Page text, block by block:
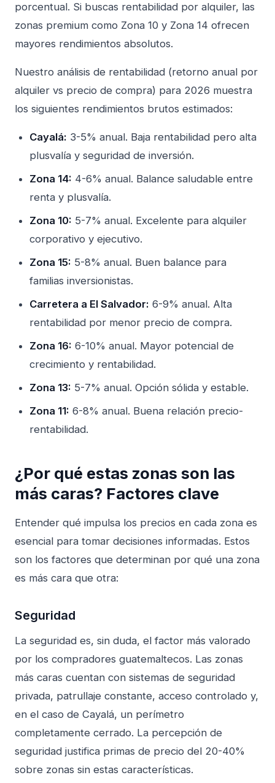
porcentual. Si buscas rentabilidad por alquiler, las
zonas premium como Zona 10 y Zona 14 ofrecen
mayores rendimientos absolutos.
Nuestro análisis de rentabilidad (retorno anual por
alquiler vs precio de compra) para 2026 muestra
los siguientes rendimientos brutos estimados:
Cayalá: 3-5% anual. Baja rentabilidad pero alta
plusvalía y seguridad de inversión.
Zona 14: 4-6% anual. Balance saludable entre
renta y plusvalía.
Zona 10: 5-7% anual. Excelente para alquiler
corporativo y ejecutivo.
Zona 15: 5-8% anual. Buen balance para
familias inversionistas.
Carretera a El Salvador: 6-9% anual. Alta
rentabilidad por menor precio de compra.
Zona 16: 6-10% anual. Mayor potencial de
crecimiento y rentabilidad.
Zona 13: 5-7% anual. Opción sólida y estable.
Zona 11: 6-8% anual. Buena relación precio-
rentabilidad.
¿Por qué estas zonas son las
más caras? Factores clave
Entender qué impulsa los precios en cada zona es
esencial para tomar decisiones informadas. Estos
son los factores que determinan por qué una zona
es más cara que otra:
Seguridad
La seguridad es, sin duda, el factor más valorado
por los compradores guatemaltecos. Las zonas
más caras cuentan con sistemas de seguridad
privada, patrullaje constante, acceso controlado y,
en el caso de Cayalá, un perímetro
completamente cerrado. La percepción de
seguridad justifica primas de precio del 20-40%
sobre zonas sin estas características.